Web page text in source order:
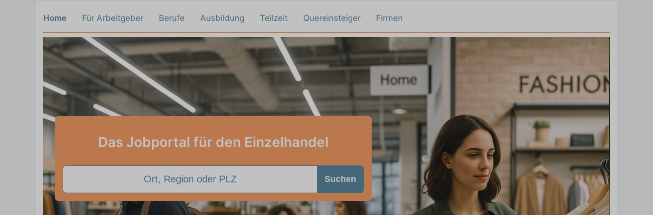
Home Für Arbeitgeber Berufe Ausbildung Teilzeit Quereinsteiger Firmen
Das Jobportal für den Einzelhandel
Suchen